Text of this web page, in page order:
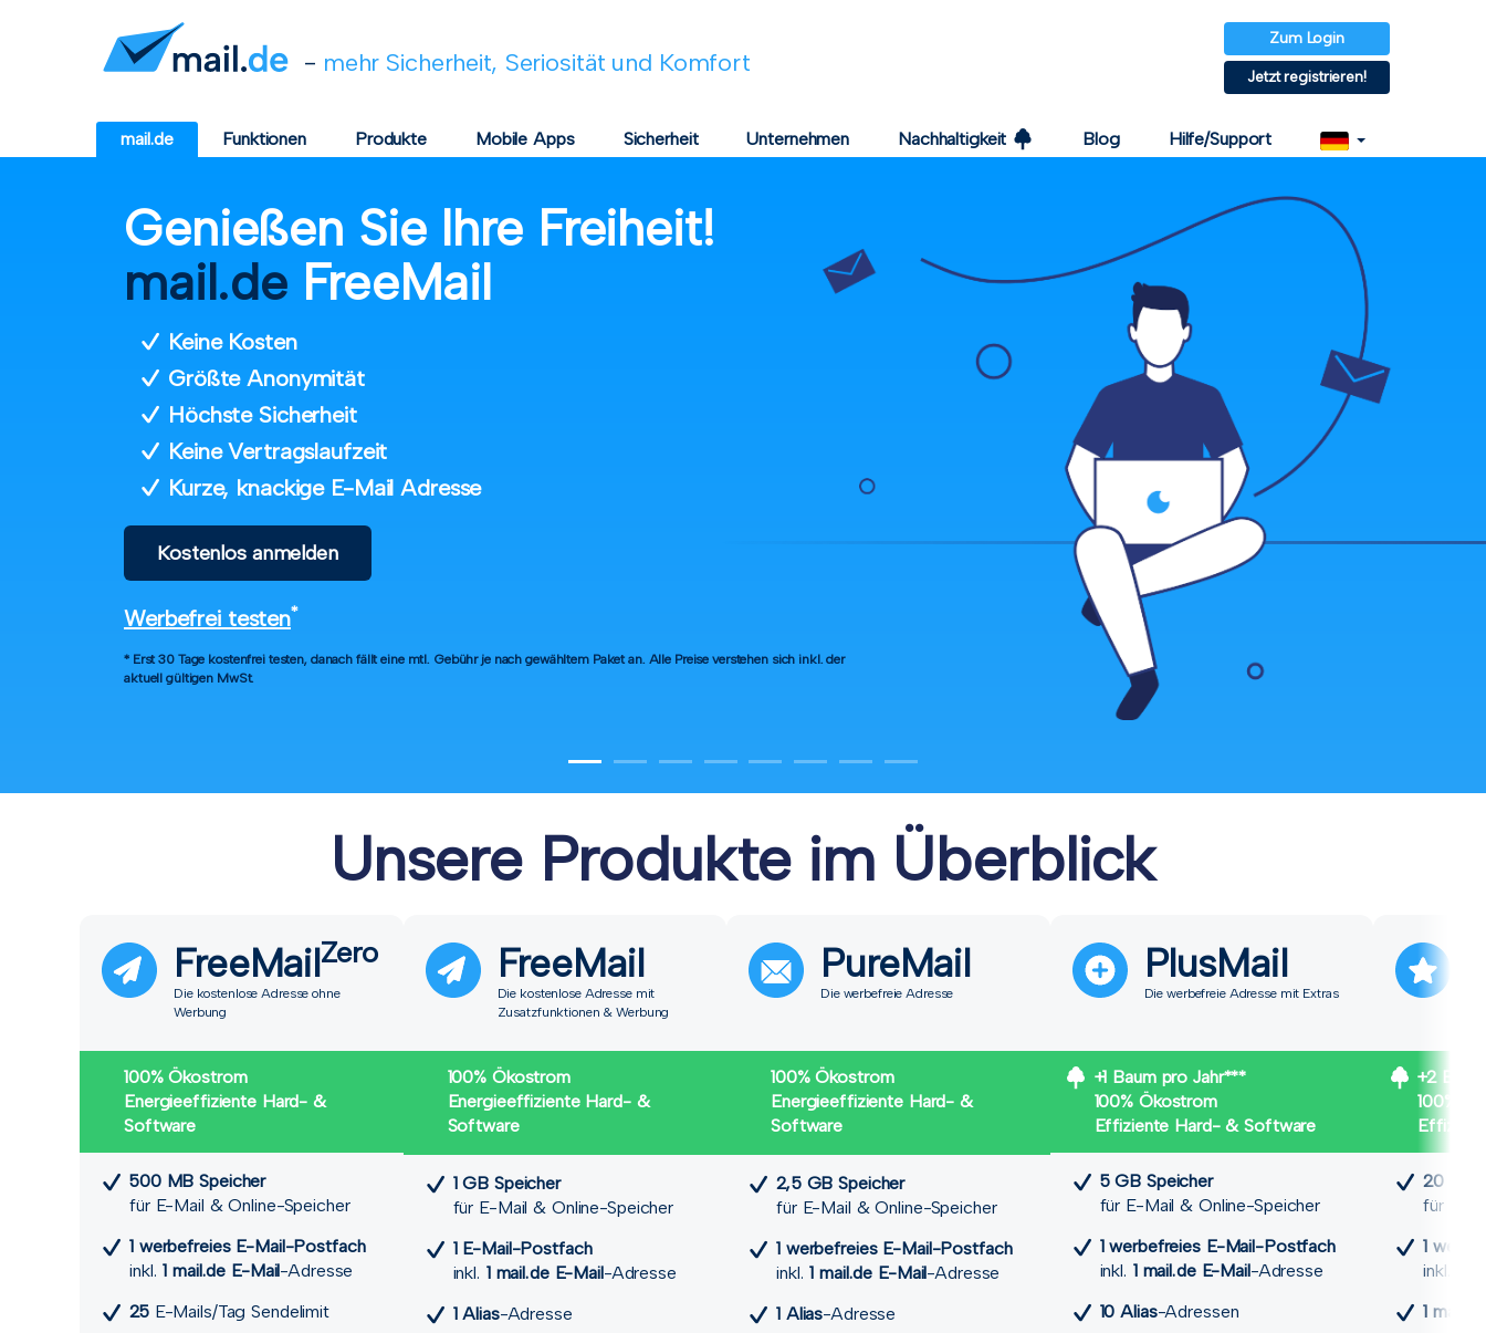
- mehr Sicherheit, Seriosität und Komfort
Zum Login
Jetzt registrieren!
mail.de Funktionen Produkte Mobile Apps Sicherheit Unternehmen 215.986 Blog Hilfe/Support
Genießen Sie Ihre Freiheit!
mail.de FreeMail
Keine Kosten
Größte Anonymität
Höchste Sicherheit
Keine Vertragslaufzeit
Kurze, knackige E-Mail Adresse
Kostenlos anmelden
Werbefrei testen*
* Erst 30 Tage kostenfrei testen, danach fällt eine mtl. Gebühr je nach gewähltem Paket an. Alle Preise verstehen sich inkl. der
aktuell gültigen MwSt.
Unsere Produkte im Überblick
FreeMailZero
Die kostenlose Adresse ohne
Werbung
100% Ökostrom
Energieeffiziente Hard- &
Software
500 MB Speicher
für E-Mail & Online-Speicher
1 werbefreies E-Mail-Postfach
inkl.1 mail.de E-Mail-Adresse
25E-Mails/Tag Sendelimit
FreeMail
Die kostenlose Adresse mit
Zusatzfunktionen & Werbung
100% Ökostrom
Energieeffiziente Hard- &
Software
1 GB Speicher
für E-Mail & Online-Speicher
1 E-Mail-Postfach
inkl. 1 mail.de E-Mail-Adresse
1 Alias-Adresse
PureMail
Die werbefreie Adresse
100% Ökostrom
Energieeffiziente Hard- &
Software
2,5 GB Speicher
für E-Mail & Online-Speicher
1 werbefreies E-Mail-Postfach
inkl.1 mail.de E-Mail-Adresse
1 Alias-Adresse
PlusMail
Die werbefreie Adresse mit Extras
+1 Baum pro Jahr***
100% Ökostrom
Effiziente Hard- & Software
5 GB Speicher
für E-Mail & Online-Speicher
1 werbefreies E-Mail-Postfach
inkl. 1 mail.de E-Mail-Adresse
10 Alias-Adressen
+2
100%
20 GB
für E-
1
inkl.
1